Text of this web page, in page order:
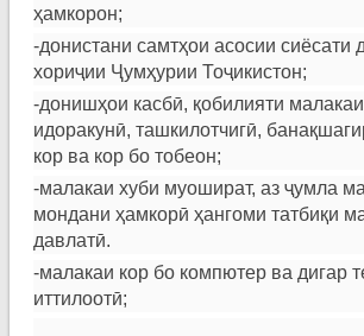
ҳамкорон;
-донистани самтҳои асосии сиёсати
хориҷии Ҷумҳурии Тоҷикистон;
-донишҳои касбӣ, қобилияти
идоракунӣ, ташкилотчигӣ,
кор ва кор бо тобеон;
-малакаи хуби муошират, аз ҷумла
мондани ҳамкорӣ ҳангоми татбиқи
давлатӣ.
-малакаи кор бо компютер ва дигар
иттилоотӣ;